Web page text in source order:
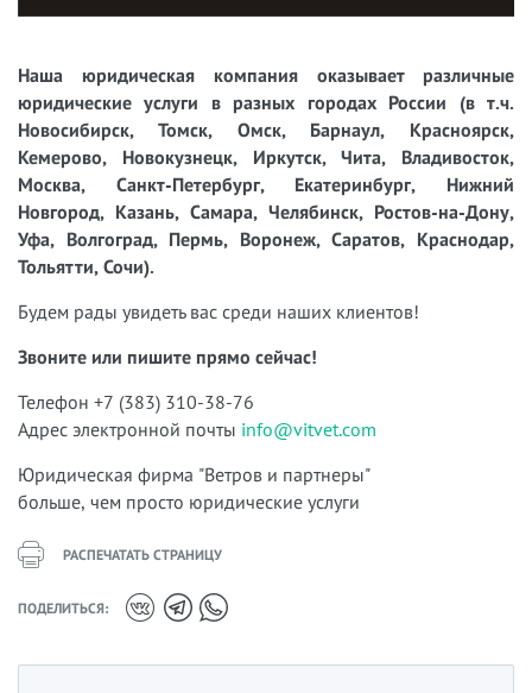
Наша юридическая компания оказывает различные
юридические услуги в разных городах России (в т.ч.
Новосибирск, Томск, Омск, Барнаул, Красноярск,
Кемерово, Новокузнецк, Иркутск, Чита, Владивосток,
Москва, Санкт-Петербург, Екатеринбург, Нижний
Новгород, Казань, Самара, Челябинск, Ростов-на-Дону,
Уфа, Волгоград, Пермь, Воронеж, Саратов, Краснодар,
Тольятти, Сочи).
Будем рады увидеть вас среди наших клиентов!
Звоните или пишите прямо сейчас!
Телефон +7 (383) 310-38-76
Адрес электронной почты info@vitvet.com
Юридическая фирма "Ветров и партнеры"
больше, чем просто юридические услуги
РАСПЕЧАТАТЬ СТРАНИЦУ
ПОДЕЛИТЬСЯ: